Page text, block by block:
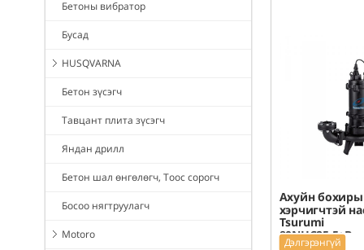
Бетоны вибратор
Бусад
HUSQVARNA
Бетон зүсэгч
Тавцант плита зүсэгч
Яндан дрилл
Бетон шал өнгөлөгч, Тоос сорогч
Босоо нягтруулагч
Motoro
Ахуйн
хэрчигчтэй
Tsurumi
Дэлгэрэнгүй